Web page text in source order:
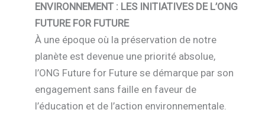
ENVIRONNEMENT : LES INITIATIVES DE L’ONG
FUTURE FOR FUTURE
À une époque où la préservation de notre
planète est devenue une priorité absolue,
l’ONG Future for Future se démarque par son
engagement sans faille en faveur de
l’éducation et de l’action environnementale.